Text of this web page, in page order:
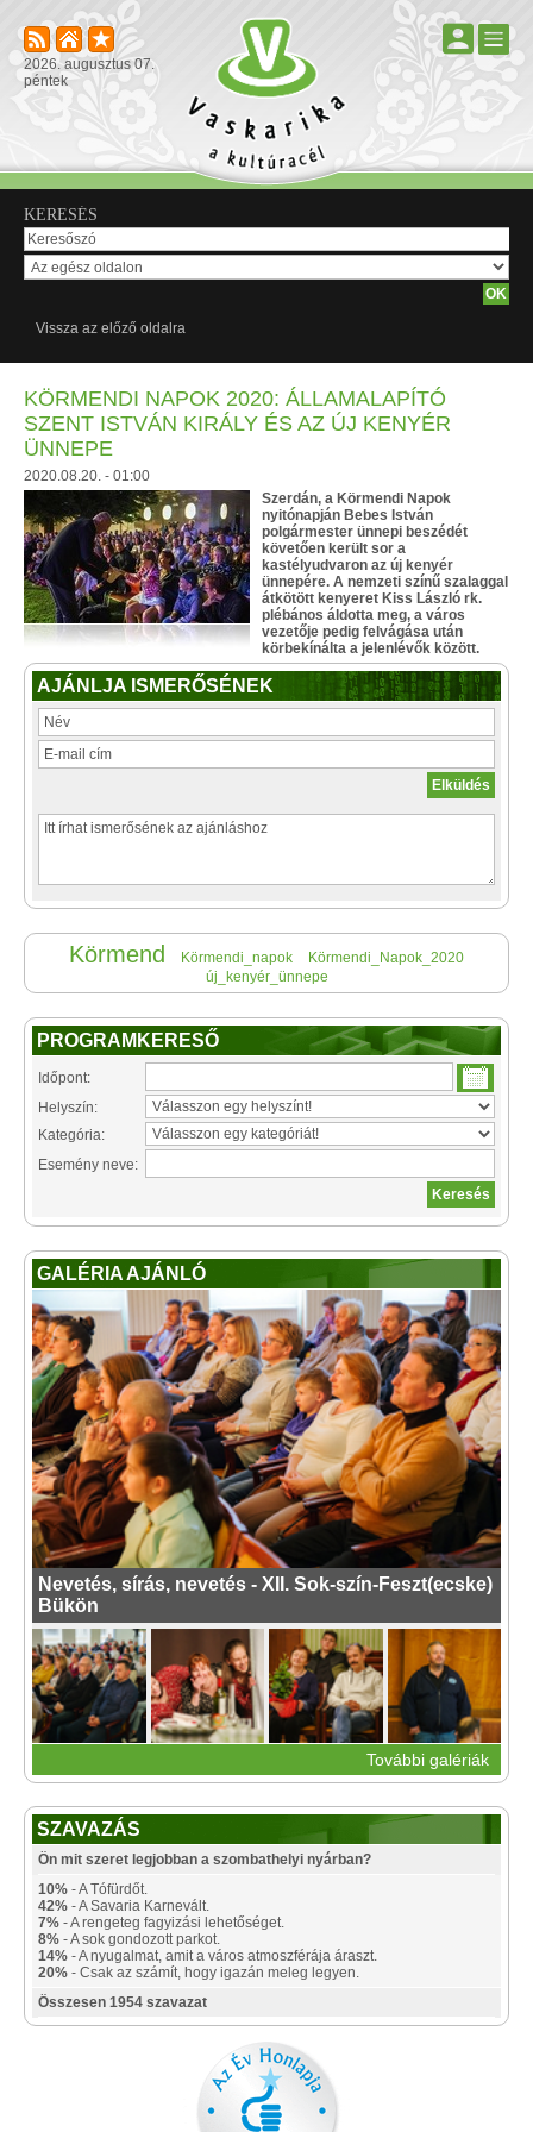
2026. augusztus 07.
péntek
KERESÉS
Vissza az előző oldalra
KÖRMENDI NAPOK 2020: ÁLLAMALAPÍTÓ
SZENT ISTVÁN KIRÁLY ÉS AZ ÚJ KENYÉR
ÜNNEPE
2020.08.20. - 01:00
Szerdán, a Körmendi Napok
nyitónapján Bebes István
polgármester ünnepi beszédét
követően került sor a
kastélyudvaron az új kenyér
ünnepére. A nemzeti színű szalaggal
átkötött kenyeret Kiss László rk.
plébános áldotta meg, a város
vezetője pedig felvágása után
körbekínálta a jelenlévők között.
AJÁNLJA ISMERŐSÉNEK
Körmend Körmendi_napok
Körmendi_Napok_2020
új_kenyér_ünnepe
PROGRAMKERESŐ
Időpont:
Helyszín:
Kategória:
Esemény neve:
GALÉRIA AJÁNLÓ
Nevetés, sírás, nevetés - XII. Sok-szín-Feszt(ecske)
Bükön
További galériák
SZAVAZÁS
Ön mit szeret legjobban a szombathelyi nyárban?
10% - A Tófürdőt.
42% - A Savaria Karnevált.
7% - A rengeteg fagyizási lehetőséget.
8% - A sok gondozott parkot.
14% - A nyugalmat, amit a város atmoszférája áraszt.
20% - Csak az számít, hogy igazán meleg legyen.
Összesen 1954 szavazat